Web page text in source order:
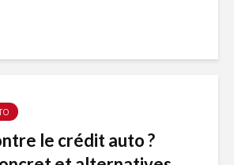
le crédit auto ?